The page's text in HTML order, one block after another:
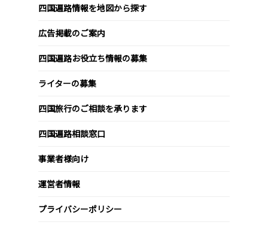
四国遍路情報を地図から探す
広告掲載のご案内
四国遍路お役立ち情報の募集
ライターの募集
四国旅行のご相談を承ります
四国遍路相談窓口
事業者様向け
運営者情報
プライバシーポリシー